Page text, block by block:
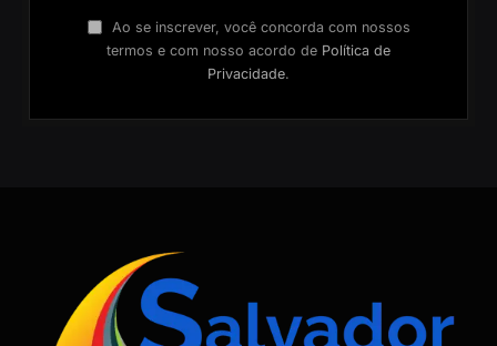
Ao se inscrever, você concorda com nossos
termos e com nosso acordo de Política de
Privacidade.